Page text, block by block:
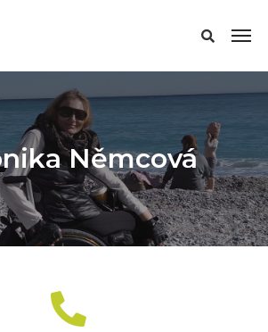
Němcová